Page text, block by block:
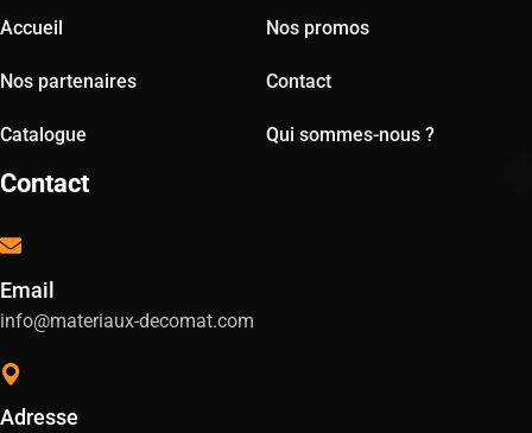
Accueil Nos promos
Nos partenaires Contact
Catalogue Qui sommes-nous ?
Contact
Email
info@materiaux-decomat.com
Adresse